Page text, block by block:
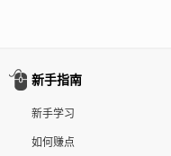
新手指南
新手学习
如何赚点